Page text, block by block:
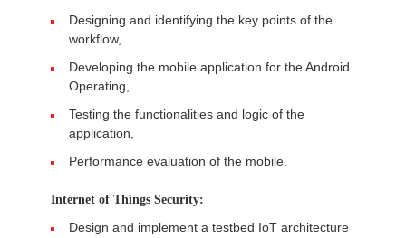
Designing and identifying the key points of the
workflow,
Developing the mobile application for the Android
Operating,
Testing the functionalities and logic of the
application,
Performance evaluation of the mobile.
Internet of Things Security:
Design and implement a testbed IoT architecture